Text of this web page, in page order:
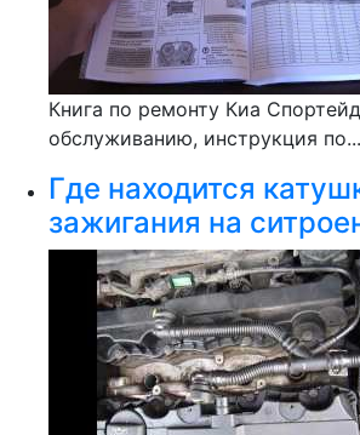
Книга по ремонту Киа
обслуживанию, инструкция по...
Где находится
зажигания на